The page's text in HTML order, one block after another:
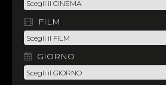
FILM
GIORNO